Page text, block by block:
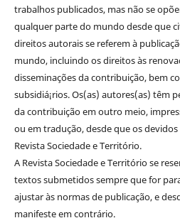
trabalhos publicados, mas não se
qualquer parte do mundo desde que
direitos autorais se referem à
mundo, incluindo os direitos às
disseminações da contribuição, bem
subsidiá¡rios. Os(as) autores(as) têm
da contribuição em outro meio,
ou em tradução, desde que os
Revista Sociedade e Território.
A Revista Sociedade e Território se
textos submetidos sempre que for
ajustar às normas de publicação, e
manifeste em contrário.